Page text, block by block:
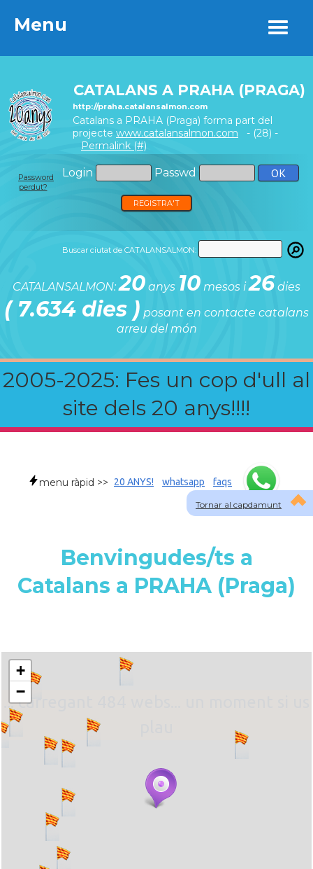
Menu
CATALANS A PRAHA (PRAGA)
http://praha.catalansalmon.com
Catalans a PRAHA (Praga) forma part del
projecte www.catalansalmon.com - (28) -
Permalink (#)
Login Passwd
Password
perdut?
REGISTRA'T
Buscar ciutat de CATALANSALMON:
CATALANSALMON:20 anys 10 mesos i26 dies
( 7.634 dies ) posant en contacte catalans
arreu del món
2005-2025: Fes un cop d'ull al
site dels 20 anys!!!!
Menu
Tornar al capdamunt
menu ràpid >> 20 ANYS! whatsapp faqs
Benvingudes/ts a
Catalans a PRAHA (Praga)
... carregant 484 webs... un moment si us
+
−